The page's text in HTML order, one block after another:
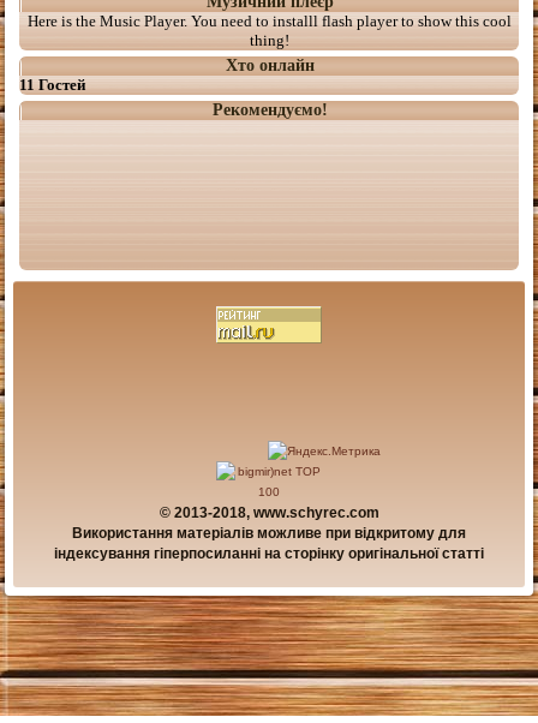
Here is the Music Player. You need to installl flash player to show this cool
thing!
Хто онлайн
11 Гостей
Рекомендуємо!
© 2013-2018, www.schyrec.com
Використання матеріалів можливе при відкритому для
індексування гіперпосиланні на сторінку оригінальної статті